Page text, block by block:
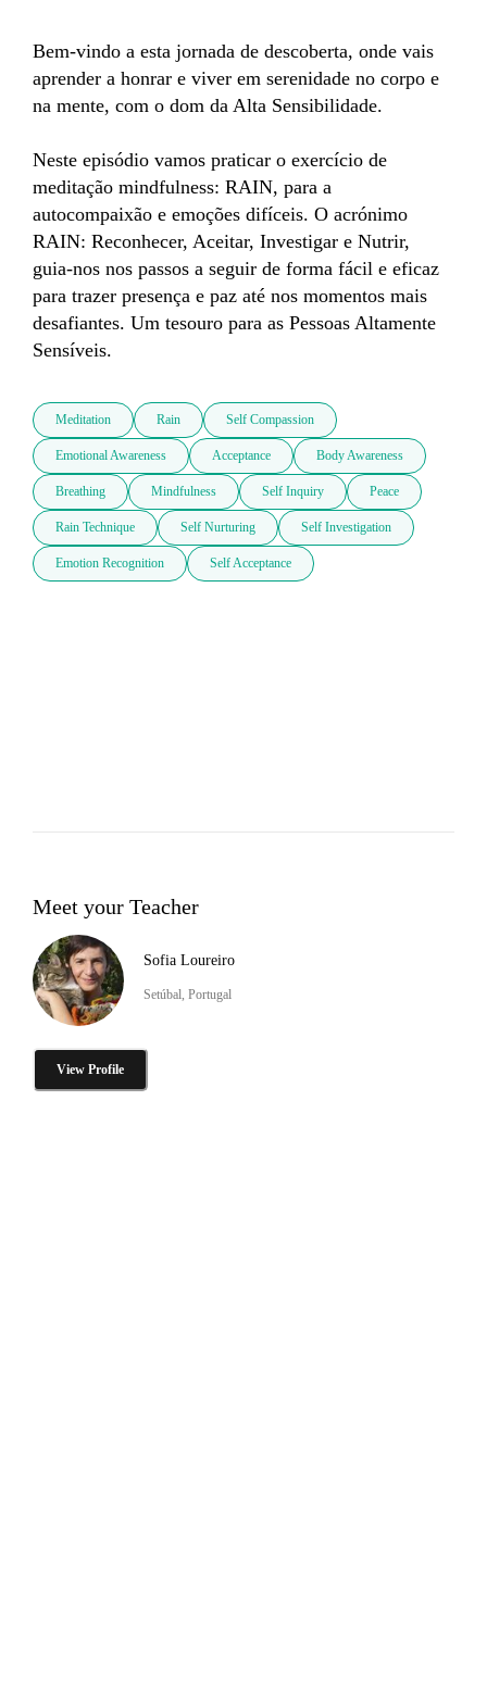
Bem-vindo a esta jornada de descoberta, onde vais
aprender a honrar e viver em serenidade no corpo e
na mente, com o dom da Alta Sensibilidade.
Neste episódio vamos praticar o exercício de
meditação mindfulness: RAIN, para a
autocompaixão e emoções difíceis. O acrónimo
RAIN: Reconhecer, Aceitar, Investigar e Nutrir,
guia-nos nos passos a seguir de forma fácil e eficaz
para trazer presença e paz até nos momentos mais
desafiantes. Um tesouro para as Pessoas Altamente
Sensíveis.
Meditation Rain Self Compassion
Emotional Awareness Acceptance Body Awareness
Breathing Mindfulness Self Inquiry Peace
Rain Technique Self Nurturing Self Investigation
Emotion Recognition Self Acceptance
Meet your Teacher
Sofia Loureiro
Setúbal, Portugal
View Profile